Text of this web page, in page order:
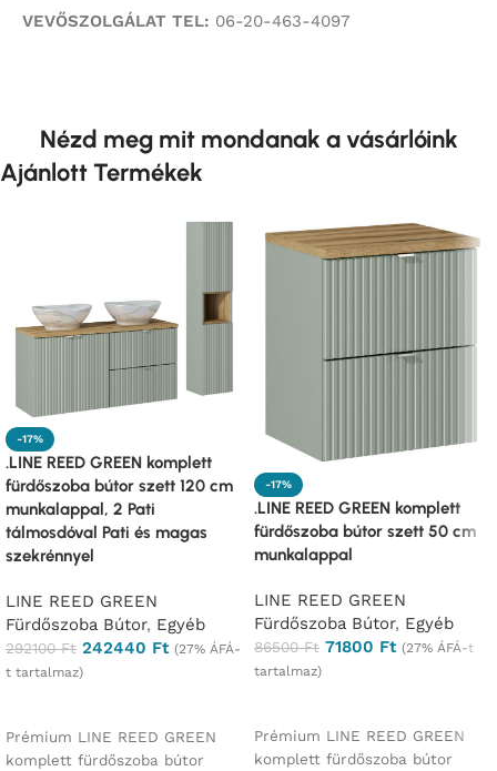
VEVŐSZOLGÁLAT TEL: 06-20-463-4097
Nézd meg mit mondanak a vásárlóink
Ajánlott Termékek
-17%
.LINE REED GREEN komplett
fürdőszoba bútor szett 120 cm
munkalappal, 2 Pati
tálmosdóval Pati és magas
szekrénnyel
LINE REED GREEN
Fürdőszoba Bútor, Egyéb
292100Ft 242440 Ft (27% ÁFÁ-
t tartalmaz)
Prémium LINE REED GREEN
komplett fürdőszoba bútor
-17%
.LINE REED GREEN komplett
fürdőszoba bútor szett 50 cm
munkalappal
LINE REED GREEN
Fürdőszoba Bútor, Egyéb
86500Ft 71800 Ft (27% ÁFÁ-t
tartalmaz)
Prémium LINE REED GREEN
komplett fürdőszoba bútor